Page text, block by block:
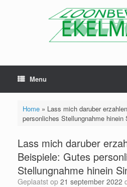
Menu
Home» Lass mich daruber
personliches Stellungnahme hinein
Lass mich daruber
Beispiele: Gutes
Stellungnahme hinein
Geplaatst op 21 september 2022